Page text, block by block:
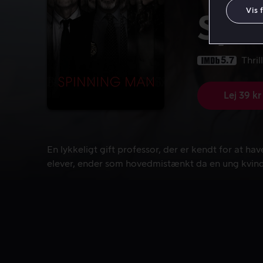
5.7
Lej 39 kr
En lykkeligt gift professor, der er kendt for at
En lykkeligt gift professor, der er kendt for at
elever, ender som hovedmistænkt da en ung
Vis